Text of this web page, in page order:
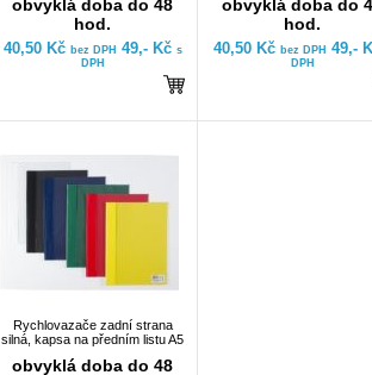
obvyklá doba do 48
hod.
40,50 Kč bez DPH 49,- Kč s
DPH
obvyklá doba do
hod.
40,50 Kč bez DPH 49,-
DPH
Rychlovazače zadní strana
silná, kapsa na předním listu A5
obvyklá doba do 48